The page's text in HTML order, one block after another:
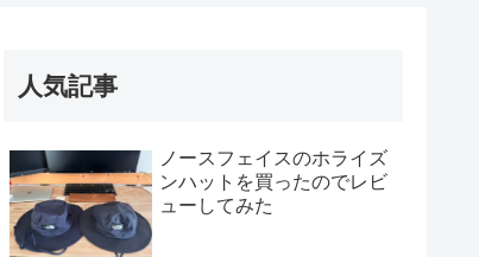
人気記事
ノースフェイスのホライズ
ンハットを買ったのでレビ
ューしてみた